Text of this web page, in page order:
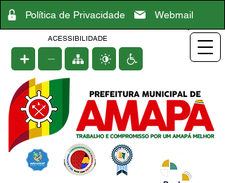
Política de Privacidade Webmail
ACESSIBILIDADE